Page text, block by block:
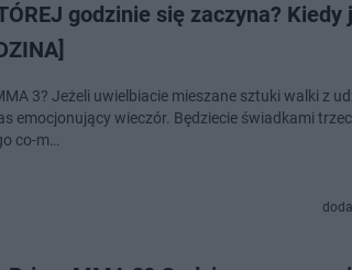
godzinie się zaczyna? Kiedy
3? Jeżeli uwielbiacie mieszane sztuki walki z
emocjonujący wieczór. Będziecie świadkami
co-m…